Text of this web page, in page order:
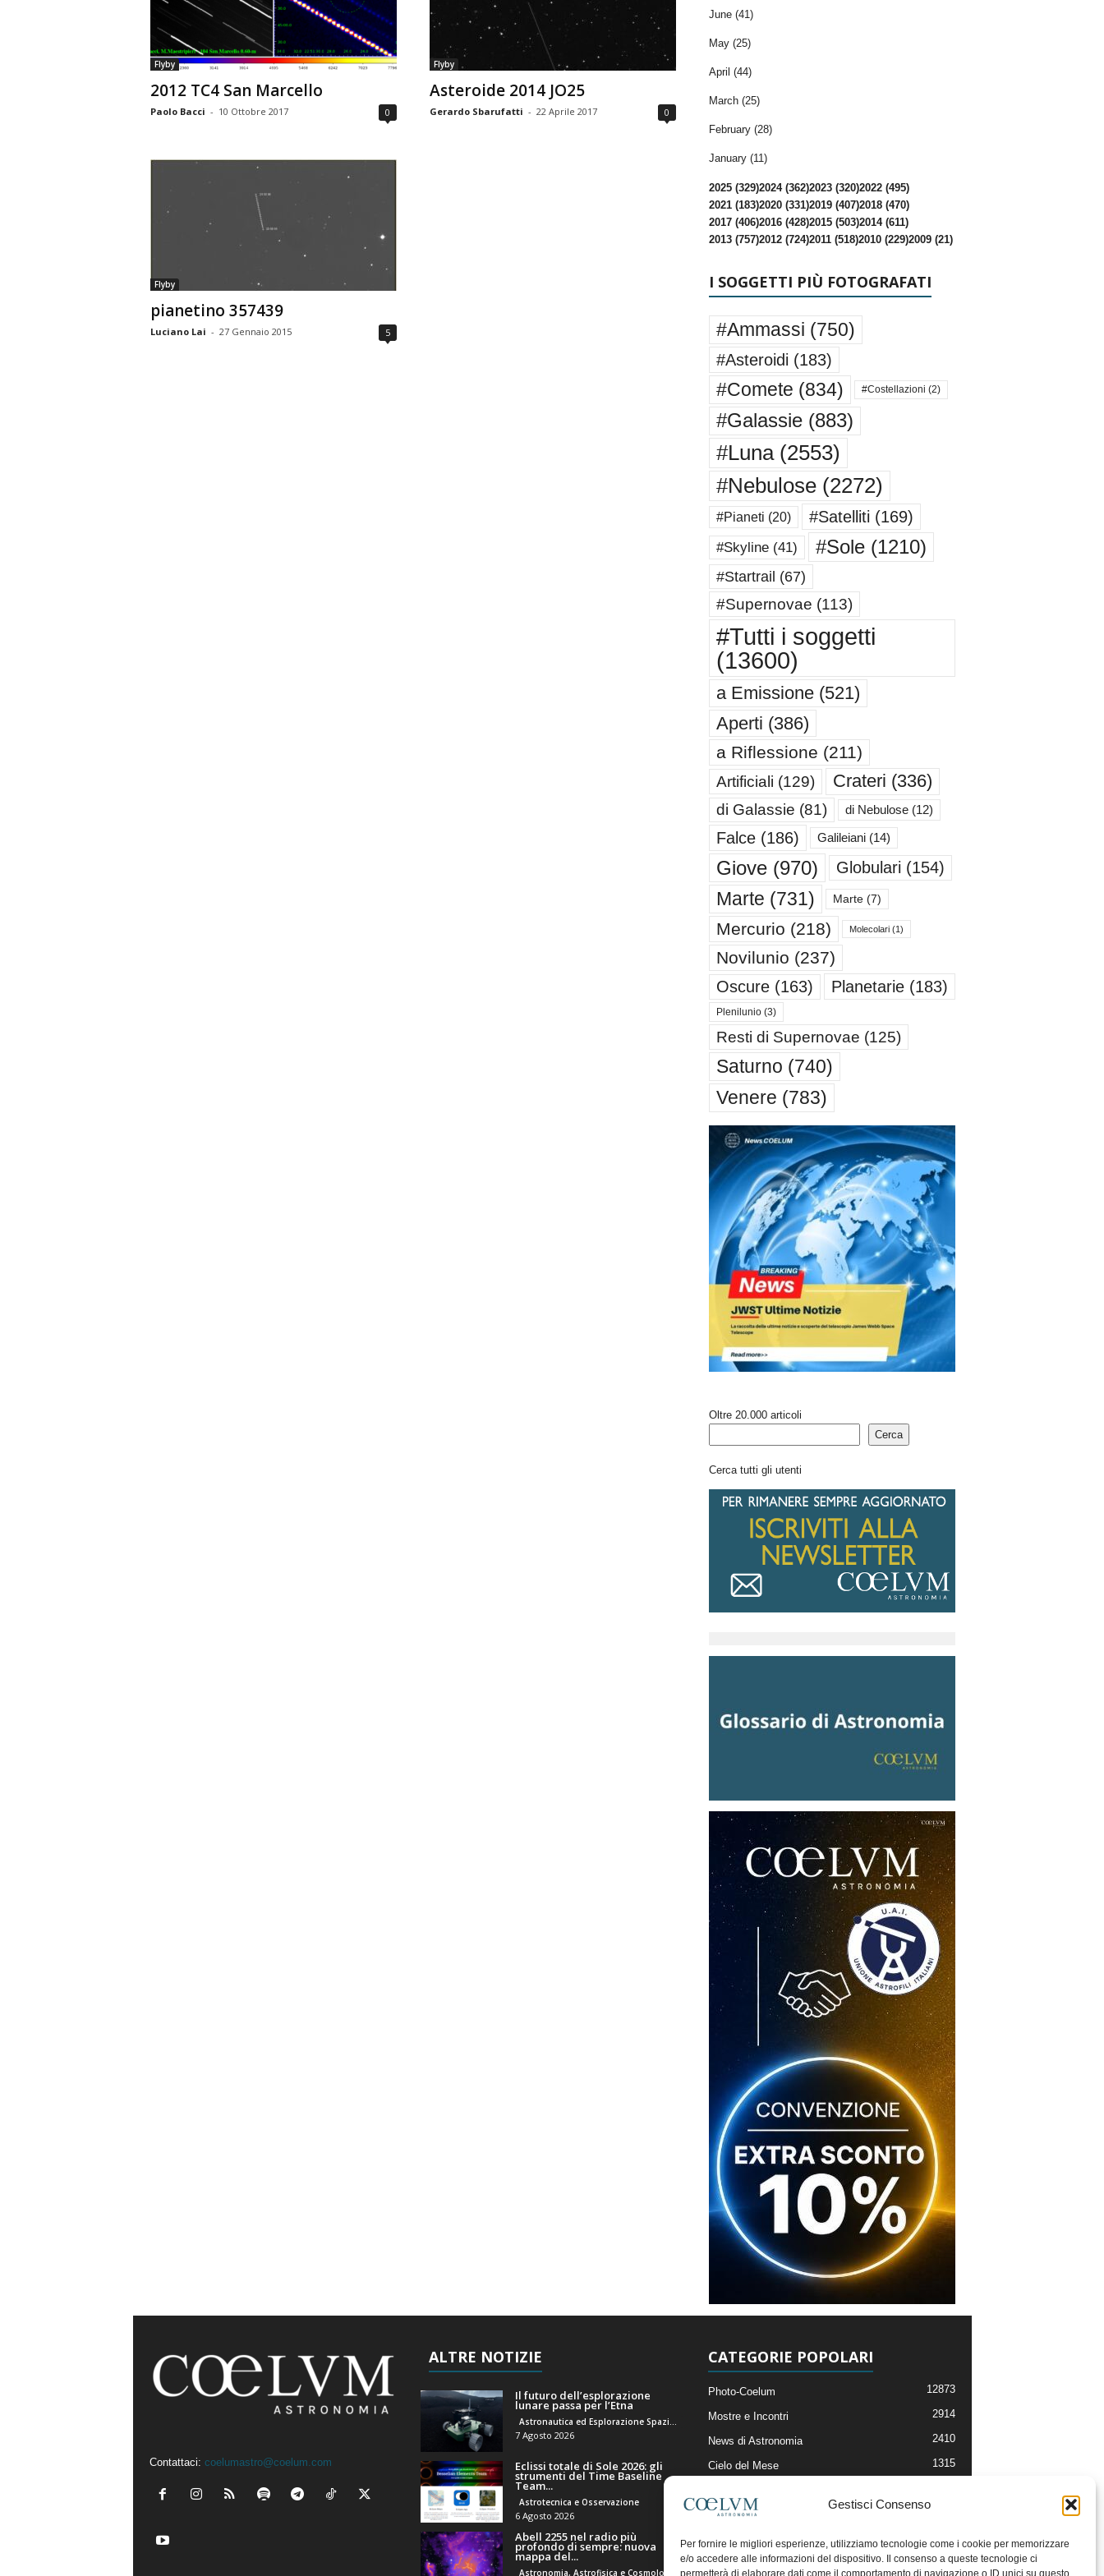
Gestisci Consenso
Per fornire le migliori esperienze, utilizziamo tecnologie come i cookie per memorizzare
e/o accedere alle informazioni del dispositivo. Il consenso a queste tecnologie ci
permetterà di elaborare dati come il comportamento di navigazione o ID unici su questo
o
m
i
a
Flyby
2012 TC4 San Marcello
Paolo Bacci - 10 Ottobre 2017 0
Flyby
Asteroide 2014 JO25
Gerardo Sbarufatti - 22 Aprile 2017 0
Flyby
pianetino 357439
Luciano Lai - 27 Gennaio 2015 5
June (41)
May (25)
April (44)
March (25)
February (28)
January (11)
2025 (329)2024 (362)2023 (320)2022 (495)
2021 (183)2020 (331)2019 (407)2018 (470)
2017 (406)2016 (428)2015 (503)2014 (611)
2013 (757)2012 (724)2011 (518)2010 (229)2009 (21)
I SOGGETTI PIÙ FOTOGRAFATI
#Ammassi (750)
#Asteroidi (183)
#Comete (834) #Costellazioni (2)
#Galassie(883)
#Luna(2553)
#Nebulose(2272)
#Pianeti (20) #Satelliti (169)
#Skyline(41) #Sole(1210)
#Startrail (67)
#Supernovae (113)
#Tutti i soggetti
(13600)
a Emissione(521)
Aperti (386)
a Riflessione (211)
Artificiali (129) Crateri (336)
di Galassie (81) di Nebulose(12)
Falce(186) Galileiani(14)
Giove(970) Globulari (154)
Marte (731) Marte(7)
Mercurio (218) Molecolari(1)
Novilunio (237)
Oscure(163) Planetarie(183)
Plenilunio(3)
Resti di Supernovae (125)
Saturno (740)
Venere (783)
Oltre 20.000 articoli
Cerca
Cerca tutti gli utenti
Contattaci: coelumastro@coelum.com
ALTRE NOTIZIE
Il futuro dell’esplorazione
lunare passa per l’Etna
Astronautica ed Esplorazione Spaziale
7 Agosto 2026
Eclissi totale di Sole 2026: gli
strumenti del Time Baseline
Team...
Astrotecnica e Osservazione
6 Agosto 2026
Abell 2255 nel radio più
profondo di sempre: nuova
mappa del...
Astronomia, Astrofisica e Cosmologia
CATEGORIE POPOLARI
Photo-Coelum 12873
Mostre e Incontri 2914
News di Astronomia 2410
Cielo del Mese 1315
Articoli e Risorse On-Line
Il Blog della Redazione